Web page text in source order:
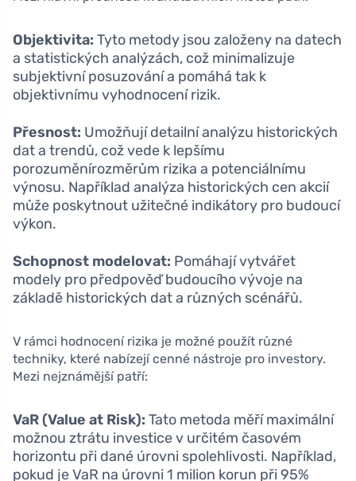
Objektivita: Tyto metody jsou založeny na datech
a statistických analýzách, což minimalizuje
subjektivní posuzování a pomáhá tak k
objektivnímu vyhodnocení rizik.
Přesnost: Umožňují detailní analýzu historických
dat a trendů, což vede k lepšímu
porozuměnírozměrům rizika a potenciálnímu
výnosu. Například analýza historických cen akcií
může poskytnout užitečné indikátory pro budoucí
výkon.
Schopnost modelovat: Pomáhají vytvářet
modely pro předpověď budoucího vývoje na
základě historických dat a různých scénářů.
V rámci hodnocení rizika je možné použít různé
techniky, které nabízejí cenné nástroje pro investory.
Mezi nejznámější patří:
VaR (Value at Risk): Tato metoda měří maximální
možnou ztrátu investice v určitém časovém
horizontu při dané úrovni spolehlivosti. Například,
pokud je VaR na úrovni 1 milion korun při 95%